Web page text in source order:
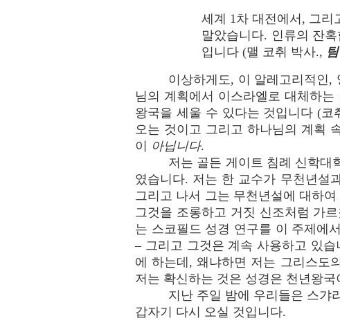
세계 1차 대전에서, 그리
말았습니다. 인류의 잔
입니다 (맬 코취 박사.,
이상하게도, 이 알레고리적인,
님의 계획에서 이스라엘로 대체하
왕국을 세울 수 있다는 것입니다 (
오는 것이고 그리고 하나님의 계획
이
아닙니다.
저는 골든 게이트 침례 신학대
였습니다. 저는 한 교수가 무천년설
그리고 나서 그는 무천년설에 대하
그것을 조롱하고 거짓 신조처럼 가
는 스코필드 성경 연구를 이 주제에
– 그리고 그것은 계속 사용하고 있
에 하는데, 왜냐하면 저는 그리스도
저는 확신하는 것은 성경은 천년왕
지난 주일 밤에 우리들은 스갸
갑자기 다시 오실 것입니다.